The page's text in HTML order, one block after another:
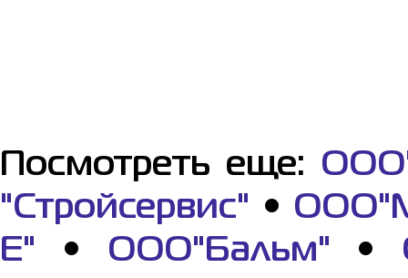
Посмотреть еще:
"Стройсервис" •
Е" • ООО"Бальм" •